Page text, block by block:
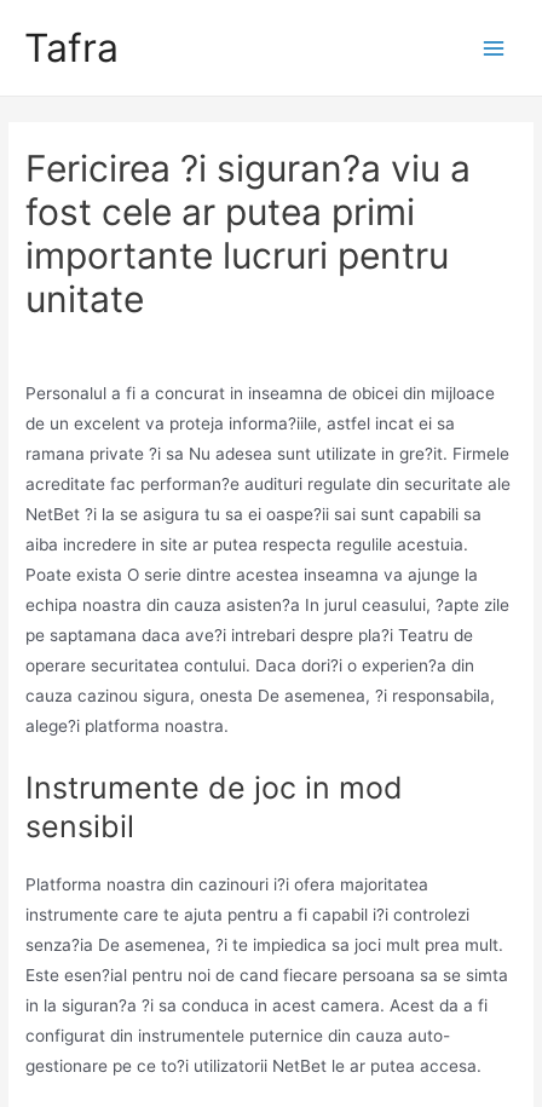
Tafra
Fericirea ?i siguran?a viu a
fost cele ar putea primi
importante lucruri pentru
unitate
Personalul a fi a concurat in inseamna de obicei din mijloace
de un excelent va proteja informa?iile, astfel incat ei sa
ramana private ?i sa Nu adesea sunt utilizate in gre?it. Firmele
acreditate fac performan?e audituri regulate din securitate ale
NetBet ?i la se asigura tu sa ei oaspe?ii sai sunt capabili sa
aiba incredere in site ar putea respecta regulile acestuia.
Poate exista O serie dintre acestea inseamna va ajunge la
echipa noastra din cauza asisten?a In jurul ceasului, ?apte zile
pe saptamana daca ave?i intrebari despre pla?i Teatru de
operare securitatea contului. Daca dori?i o experien?a din
cauza cazinou sigura, onesta De asemenea, ?i responsabila,
alege?i platforma noastra.
Instrumente de joc in mod
sensibil
Platforma noastra din cazinouri i?i ofera majoritatea
instrumente care te ajuta pentru a fi capabil i?i controlezi
senza?ia De asemenea, ?i te impiedica sa joci mult prea mult.
Este esen?ial pentru noi de cand fiecare persoana sa se simta
in la siguran?a ?i sa conduca in acest camera. Acest da a fi
configurat din instrumentele puternice din cauza auto-
gestionare pe ce to?i utilizatorii NetBet le ar putea accesa.